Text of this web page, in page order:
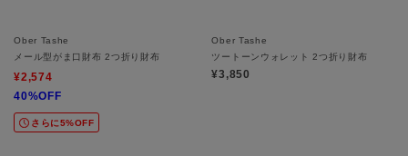
Ober Tashe
メール型がま口財布 2つ折り財布
¥2,574
40%OFF
さらに5%OFF
Ober Tashe
ツートーンウォレット 2つ折り財布
¥3,850